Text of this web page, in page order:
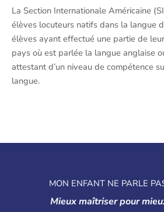
La Section Internationale Américaine
élèves locuteurs natifs dans la langue
élèves ayant effectué une partie de
pays où est parlée la langue anglaise
attestant d’un niveau de compétence
langue.
MON ENFANT NE PARLE
Mieux maîtriser pour